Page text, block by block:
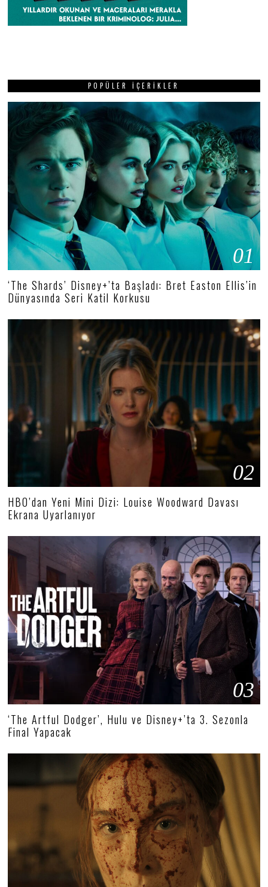
POPÜLER İÇERIKLER
01
‘The Shards’ Disney+’ta Başladı: Bret Easton Ellis’in
Dünyasında Seri Katil Korkusu
02
HBO’dan Yeni Mini Dizi: Louise Woodward Davası
Ekrana Uyarlanıyor
03
‘The Artful Dodger’, Hulu ve Disney+’ta 3. Sezonla
Final Yapacak